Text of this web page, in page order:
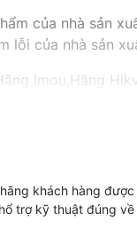
của nhà sản
lỗi của nhà sản
Imou,Hãng
trong số này
chất lượng tốt.
khách hàng
trợ kỹ thuật đúng